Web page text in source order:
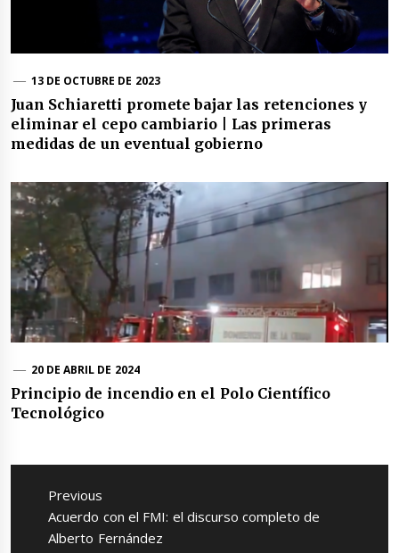
13 DE OCTUBRE DE 2023
Juan Schiaretti promete bajar las retenciones y
eliminar el cepo cambiario | Las primeras
medidas de un eventual gobierno
20 DE ABRIL DE 2024
Principio de incendio en el Polo Científico
Tecnológico
Navegación
entradas
Previous
Previous
post:
Acuerdo con el FMI: el discurso completo de
Alberto Fernández